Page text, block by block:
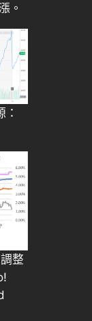
。
整